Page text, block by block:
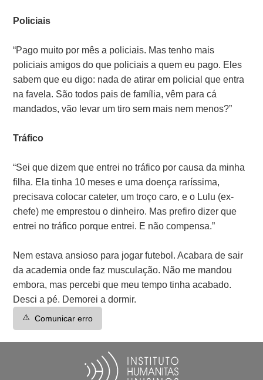
Policiais
“Pago muito por mês a policiais. Mas tenho mais
policiais amigos do que policiais a quem eu pago. Eles
sabem que eu digo: nada de atirar em policial que entra
na favela. São todos pais de família, vêm para cá
mandados, vão levar um tiro sem mais nem menos?”
Tráfico
“Sei que dizem que entrei no tráfico por causa da minha
filha. Ela tinha 10 meses e uma doença raríssima,
precisava colocar cateter, um troço caro, e o Lulu (ex-
chefe) me emprestou o dinheiro. Mas prefiro dizer que
entrei no tráfico porque entrei. E não compensa.”
Nem estava ansioso para jogar futebol. Acabara de sair
da academia onde faz musculação. Não me mandou
embora, mas percebi que meu tempo tinha acabado.
Desci a pé. Demorei a dormir.
⚠️ Comunicar erro